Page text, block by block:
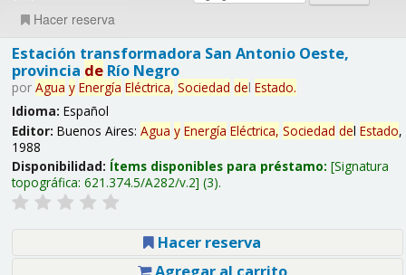
Hacer reserva
Estación transformadora San Antonio Oeste,
provincia deRío Negro
por Agua y Energía Eléctrica, Sociedad del Estado.
Idioma: Español
Editor: Buenos Aires: Agua y Energía Eléctrica, Sociedad del Estado,
1988
Disponibilidad: Ítems disponibles para préstamo: Signatura
topográfica: 621.374.5/A282/v.2 (3).
Hacer reserva
Agregar al carrito